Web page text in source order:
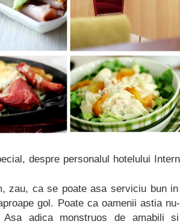
despre personalul hotelului
zau, ca se poate asa serviciu bun
gol. Poate ca oamenii astia
adica monstruos de amabili